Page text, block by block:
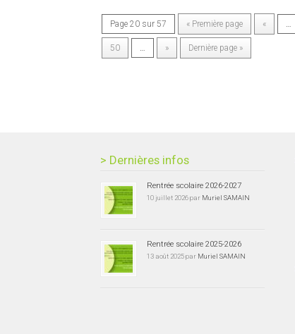
Page 20 sur 57 « Première page «
50 » Dernière page »
> Dernières infos
Rentrée scolaire 2026-2027
10 juillet 2026 par Muriel SAMAIN
Rentrée scolaire 2025-2026
13 août 2025 par Muriel SAMAIN